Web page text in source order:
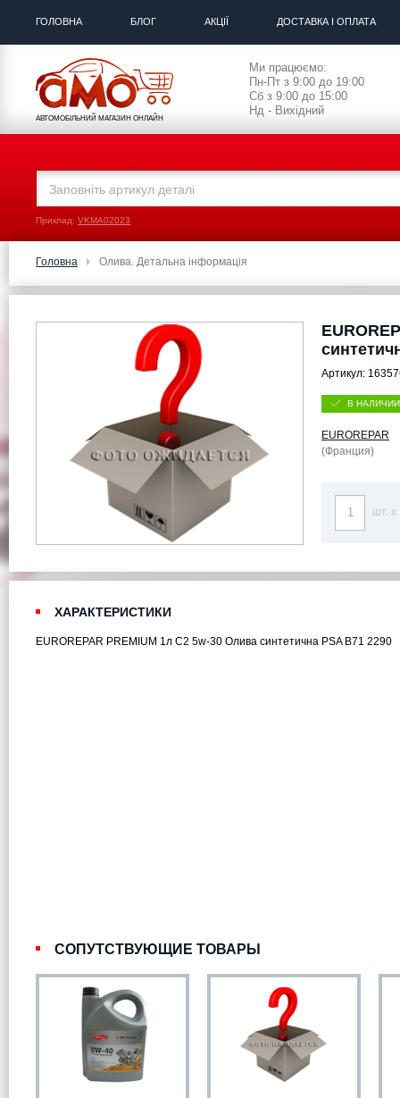
ГОЛОВНА БЛОГ АКЦІЇ ДОСТАВКА І ОПЛАТА
АВТОМОБІЛЬНИЙ МАГАЗИН ОНЛАЙН
Ми працюємо:
Пн-Пт з 9:00 до 19:00
Сб з 9:00 до 15:00
Нд - Вихідний
Приклад: VKMA02023
Головна Олива. Детальна інформація
Артикул:
В НАЛИЧИИ
EUROREPAR
(Франция)
шт. x
ХАРАКТЕРИСТИКИ
EUROREPAR PREMIUM 1л C2 5w-30 Олива синтетична PSA B71 2290
СОПУТСТВУЮЩИЕ ТОВАРЫ